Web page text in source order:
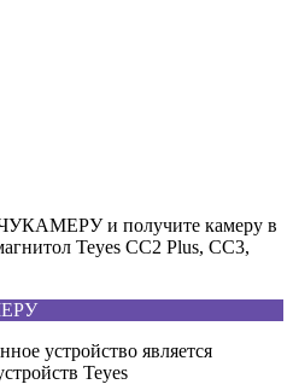
и получите камеру в
Teyes CC2 Plus, CC3,
устройство является
Teyes